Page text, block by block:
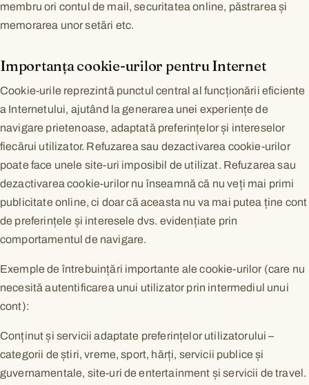
membru ori contul de mail, securitatea online, păstrarea și
memorarea unor setări etc.
Importanța cookie-urilor pentru Internet
Cookie-urile reprezintă punctul central al funcționării eficiente
a Internetului, ajutând la generarea unei experiențe de
navigare prietenoase, adaptată preferințelor și intereselor
fiecărui utilizator. Refuzarea sau dezactivarea cookie-urilor
poate face unele site-uri imposibil de utilizat. Refuzarea sau
dezactivarea cookie-urilor nu înseamnă că nu veți mai primi
publicitate online, ci doar că aceasta nu va mai putea ține cont
de preferințele și interesele dvs. evidențiate prin
comportamentul de navigare.
Exemple de întrebuințări importante ale cookie-urilor (care nu
necesită autentificarea unui utilizator prin intermediul unui
cont):
Conținut și servicii adaptate preferințelor utilizatorului –
categorii de știri, vreme, sport, hărți, servicii publice și
guvernamentale, site-uri de entertainment și servicii de travel.